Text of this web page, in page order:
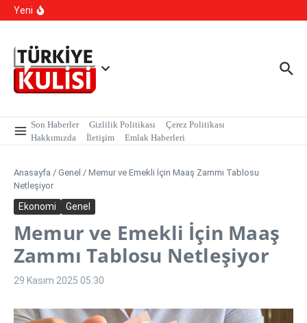
İçeriğe atla
Yeni
Muayenede Branş Sayısı Artırıldı
Son Haberler Gizlilik Politikası
Çerez Politikası
Hakkımızda
İletişim Emlak Haberleri
Anasayfa / Genel / Memur ve Emekli İçin Maaş Zammı Tablosu
Netleşiyor
Ekonomi Genel
Memur ve Emekli İçin Maaş
Zammı Tablosu Netleşiyor
29 Kasım 2025 05:30